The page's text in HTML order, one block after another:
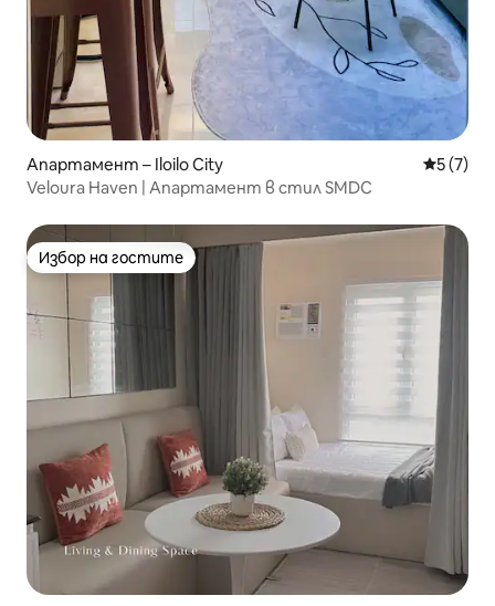
Апартамент – Iloilo City Средна
5 (7)
Veloura Haven | Апартамент в стил SMDC
Избор на гостите
Избор на гостите